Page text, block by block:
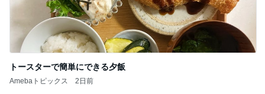
トースターで簡単にできる夕飯
Amebaトピックス 2日前